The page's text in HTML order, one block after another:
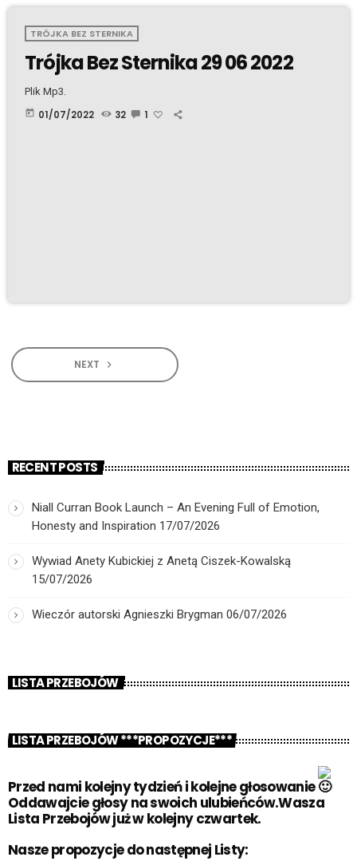
TRÓJKA BEZ STERNIKA
Trójka Bez Sternika 29 06 2022
Plik Mp3.
today 01/07/2022 32 1
NEXT navigate_next
RECENT POSTS
Niall Curran Book Launch – An Evening Full of Emotion,
Honesty and Inspiration 17/07/2026
Wywiad Anety Kubickiej z Anetą Ciszek-Kowalską
15/07/2026
Wieczór autorski Agnieszki Brygman 06/07/2026
LISTA PRZEBOJÓW
LISTA PRZEBOJÓW ***PROPOZYCJE***
Przed nami kolejny tydzień i kolejne głosowanie
Oddawajcie głosy na swoich ulubieńców.Wasza
Lista Przebojów już w kolejny czwartek.
Nasze propozycje do następnej Listy: